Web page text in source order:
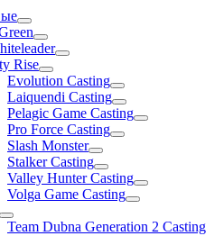
Rise
Evolution Casting
Laiquendi Casting
Pelagic Game Casting
Pro Force Casting
Slash Monster
Stalker Casting
Valley Hunter Casting
Volga Game Casting
Team Dubna Generation 2 Casting